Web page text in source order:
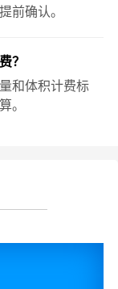
前确认。
？
和体积计费标
。